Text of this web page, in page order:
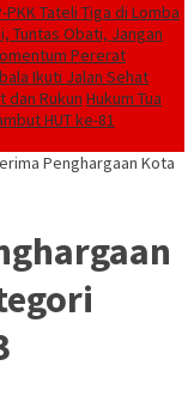
Tateli Tiga di Lomba
Tuntas Obati, Jangan
Pererat
Ikuti Jalan Sehat
dan Rukun Hukum Tua
HUT ke-81
Penghargaan Kota